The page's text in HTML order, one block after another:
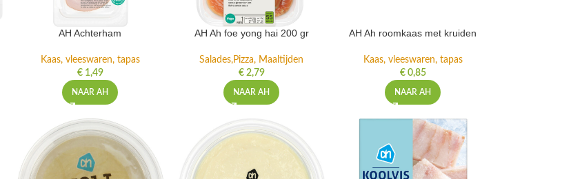
AH Achterham
Kaas, vleeswaren, tapas
€1,49
NAAR AH
AH Ah foe yong hai 200 gr
Salades,Pizza, Maaltijden
€2,79
NAAR AH
AH Ah roomkaas met kruiden
Kaas, vleeswaren, tapas
€0,85
NAAR AH